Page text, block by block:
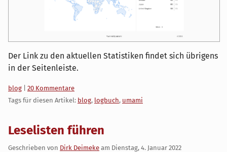
Der Link zu den aktuellen Statistiken findet sich übrigens
in der Seitenleiste.
Kategorien:
blog
20 Kommentare
Tags für diesen Artikel: blog, logbuch, umami
Leselisten führen
Geschrieben von Dirk Deimeke am Dienstag, 4. Januar 2022